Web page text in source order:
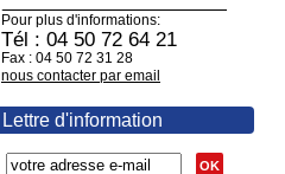
Pour plus d'informations:
Tél : 04 50 72 64 21
Fax : 04 50 72 31 28
nous contacter par email
Lettre d'information
OK